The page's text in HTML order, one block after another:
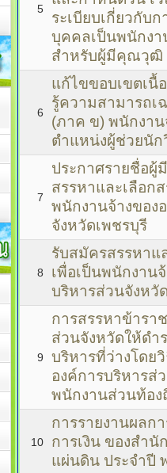
5
ระเบียบเกี่ยวกับ
บุคคลเป็นพนักงา
สำหรับผู้มีคุณวุฒิ
6
แก้ไขขอบเขตเ
รู้ความสามารถเ
(ภาค ข) พนักงา
ตำแหน่งผู้ช่วยนัก
7
ประกาศรายชื่อผู้
สรรหาและเลือก
พนักงานจ้างของ
จังหวัดเพชรบุรี
8
รับสมัครสรรหาแ
เพื่อเป็นพนักงาน
บริหารส่วนจังหวั
9
การสรรหาข้ารา
ส่วนจังหวัดให้ดำ
บริหารที่ว่างโดย
องค์การบริหารส่
พนักงานส่วนท้อ
10
การรายงานผลก
การเงิน ของสำนั
แผ่นดิน ประจำปี